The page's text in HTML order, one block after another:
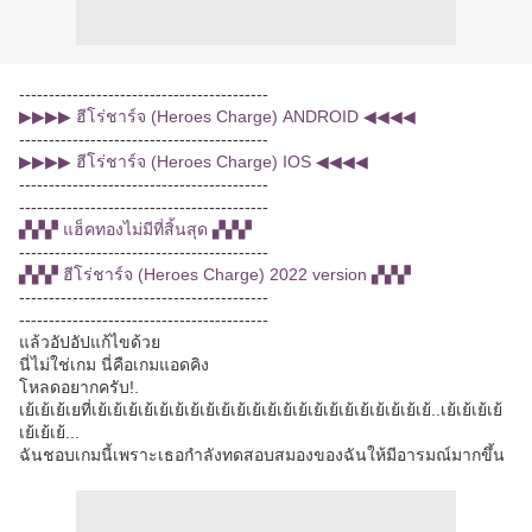
------------------------------------------
▶▶▶▶ ฮีโร่ชาร์จ (Heroes Charge) ANDROID ◀◀◀◀
------------------------------------------
▶▶▶▶ ฮีโร่ชาร์จ (Heroes Charge) IOS ◀◀◀◀
------------------------------------------
------------------------------------------
▞▞▞ แฮ็คทองไม่มีที่สิ้นสุด ▞▞▞
------------------------------------------
▞▞▞ ฮีโร่ชาร์จ (Heroes Charge) 2022 version ▞▞▞
------------------------------------------
------------------------------------------
แล้วอัปอัปแก้ไขด้วย
นี่ไม่ใช่เกม นี่คือเกมแอดคิง
โหลดอยากครับ!.
เย้เย้เย้เยที่เย้เย้เย้เย้เย้เย้เย้เย้เย้เย้เย้เย้เย้เย้เย้เย้เย้เย้เย้เย้เย้เย้..เย้เย้เย้เย้
เย้เย้เย้...
ฉันชอบเกมนี้เพราะเธอกำลังทดสอบสมองของฉันให้มีอารมณ์มากขึ้น